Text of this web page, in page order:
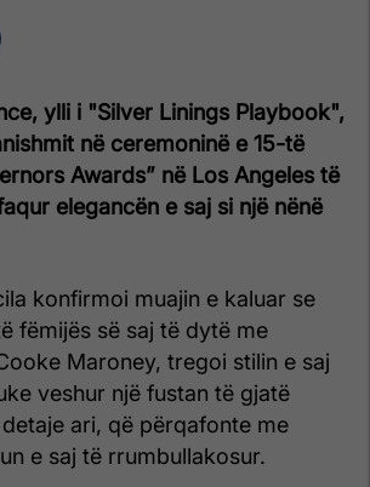
ylli i "Silver Linings Playbook",
në ceremoninë e 15-të
Awards” në Los Angeles të
elegancën e saj si një nënë
konfirmoi muajin e kaluar se
fëmijës së saj të dytë me
Maroney, tregoi stilin e saj
veshur një fustan të gjatë
ari, që përqafonte me
e saj të rrumbullakosur.